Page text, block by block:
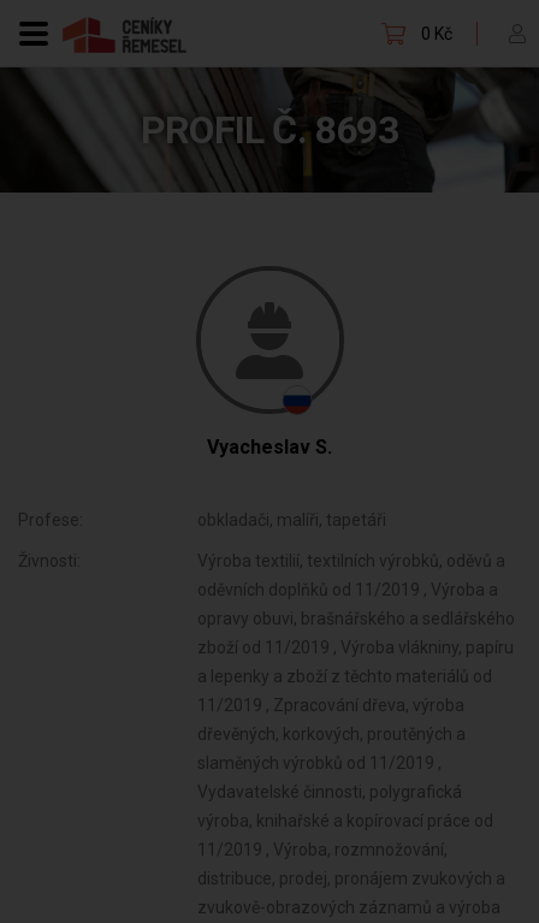
0 Kč
PROFIL Č. 8693
Vyacheslav S.
Profese: obkladači, malíři, tapetáři
Živnosti: Výroba textilií, textilních výrobků, oděvů a oděvních doplňků od 11/2019 , Výroba a opravy obuvi, brašnářského a sedlářského zboží od 11/2019 , Výroba vlákniny, papíru a lepenky a zboží z těchto materiálů od 11/2019 , Zpracování dřeva, výroba dřevěných, korkových, proutěných a slaměných výrobků od 11/2019 , Vydavatelské činnosti, polygrafická výroba, knihařské a kopírovací práce od 11/2019 , Výroba, rozmnožování, distribuce, prodej, pronájem zvukových a zvukově-obrazových záznamů a výroba nenahraných nosičů údajů a záznamů od 11/2019 , Výroba koksu, surového dehtu a jiných pevných paliv od 11/2019 , Výroba chemických látek a chemických směsí nebo předmětů a kosmetických přípravků od 11/2019 , Výroba hnojiv od 11/2019 , Výroba plastových a pryžových výrobků od 11/2019 , Výroba a zpracování skla od 11/2019 , Výroba stavebních hmot, porcelánových, keramických a sádrových výrobků od 11/2019 , Výroba brusiv a ostatních minerálních nekovových výrobků od 11/2019 , Broušení technického a šperkového kamene od 11/2019 , Výroba a hutní zpracování železa, drahých a neželezných kovů a jejich slitin od 11/2019 , Výroba kovových konstrukcí a kovodělných výrobků od 11/2019 , Umělecko-řemeslné zpracování kovů od 11/2019 , Povrchové úpravy a svařování kovů a dalších materiálů od 11/2019 , Výroba měřicích, zkušebních, navigačních, optických a fotografických přístrojů a zařízení od 11/2019 , Výroba elektronických součástek, elektrických zařízení a výroba a opravy elektrických strojů, přístrojů a elektronických zařízení pracujících na malém napětí od 11/2019 , Výroba neelektrických zařízení pro domácnost od 11/2019 , Výroba strojů a zařízení od 11/2019 , Výroba motorových a přípojných vozidel a karoserií od 11/2019 , Stavba a výroba plavidel od 11/2019 , Výroba, vývoj, projektování, zkoušky, instalace, údržba, opravy, modifikace a konstrukční změny letadel, motorů letadel, vrtulí, letadlových částí a zařízení a leteckých pozemních zařízení od 11/2019 , Výroba drážních hnacích vozidel a drážních vozidel na dráze tramvajové, trolejbusové a lanové a železničního parku od 11/2019 , Výroba jízdních kol, vozíků pro invalidy a jiných nemotorových dopravních prostředků od 11/2019 , Výroba a opravy čalounických výrobků od 11/2019 , Výroba, opravy a údržba sportovních potřeb, her, hraček a dětských kočárků od 11/2019 , Výroba zdravotnických prostředků od 11/2019 , Výroba a opravy zdrojů ionizujícího záření od 11/2019 , Výroba školních a kancelářských potřeb, kromě výrobků z papíru, výroba bižuterie, kartáčnického a konfekčního zboží, deštníků, upomínkových předmětů od 11/2019 , Zasilatelství a zastupování v celním řízení od 11/2019 , Výroba dalších výrobků zpracovatelského průmyslu od 11/2019 , Provozování vodovodů a kanalizací a úprava a rozvod vody od 11/2019 , Ubytovací služby od 11/2019 , Nakládání s odpady (vyjma nebezpečných) od 11/2019 , Poskytování software, poradenství v oblasti informačních technologií, zpracování dat, hostingové a související činnosti a webové portály od 11/2019 , Přípravné a dokončovací stavební práce, specializované stavební činnosti od 11/2019 , Činnost informačních a zpravodajských kanceláří od 11/2019 , Sklenářské práce, rámování a paspartování od 11/2019 , Zprostředkování obchodu a služeb od 11/2019 , Pronájem a půjčování věcí movitých od 11/2019 , Velkoobchod a maloobchod od 11/2019 , Poradenská a konzultační činnost, zpracování odborných studií a posudků od 11/2019 , Zastavárenská činnost a maloobchod s použitým zbožím od 11/2019 , Projektování pozemkových úprav od 11/2019 , Údržba motorových vozidel a jejich příslušenství od 11/2019 , Příprava a vypracování technických návrhů, grafické a kresličské práce od 11/2019 , Potrubní a pozemní doprava (vyjma železniční a silniční motorové dopravy) od 11/2019 , Výzkum a vývoj v oblasti přírodních a technických věd nebo společenských věd od 11/2019 , Projektování elektrických zařízení od 11/2019 ,